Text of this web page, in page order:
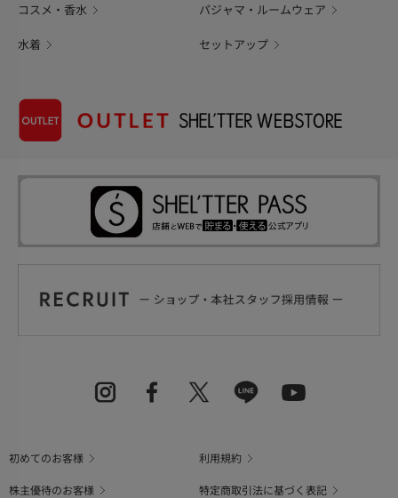
コスメ・香水 パジャマ・ルームウェア
水着 セットアップ
初めてのお客様
利用規約
株主優待のお客様
特定商取引法に基づく表記